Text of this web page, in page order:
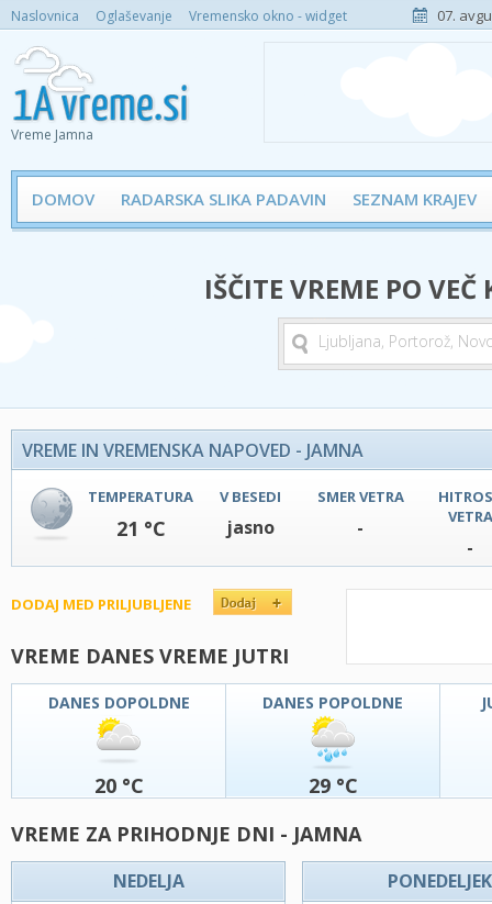
Naslovnica Oglaševanje Vremensko okno - widget 07.
Vreme Jamna
DOMOV RADARSKA SLIKA PADAVIN SEZNAM KRAJEV
IŠČITE VREME PO
VREME IN VREMENSKA NAPOVED - JAMNA
TEMPERATURA
21 °C
V BESEDI
jasno
SMER VETRA
-
VETRA
-
DODAJ MED PRILJUBLJENE
VREME DANES VREME JUTRI
DANES DOPOLDNE
20 °C
DANES POPOLDNE
29 °C
VREME ZA PRIHODNJE DNI - JAMNA
NEDELJA PONEDELJEK